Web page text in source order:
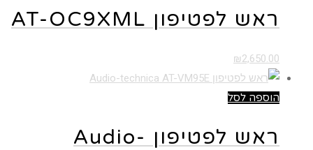
ראש לפטיפון AT-OC9XML
₪2,650.00
הוספה לסל
ראש לפטיפון Audio-